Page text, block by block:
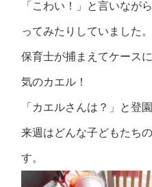
「こわい！」と言いなが
ってみたりしていました。
保育士が捕まえてケース
気のカエル！
「カエルさんは？」と登
来週はどんな子どもたち
す。